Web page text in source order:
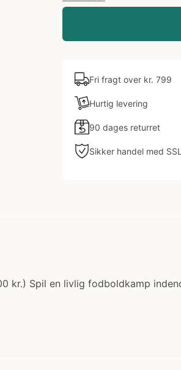
Fri fragt over kr. 799
Hurtig levering
90 dages returret
Sikker handel med SSL
kr.) Spil en livlig fodboldkamp